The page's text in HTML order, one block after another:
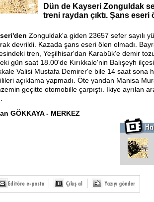
Dün de Kayseri Zonguldak
treni raydan çıktı. Şans eseri
Zonguldak'a giden 23657 sefer sayılı
devrildi. Kazada şans eseri ölen olmadı.
tren, Yeşilhisar'dan Karabük'e demir
gün saat 18.00'de Kırıkkale'nin Balışeyh
Valisi Mustafa Demirer'e bile 14 saat sona
açıklama yapmadı. Öte yandan Manisa
geçitte otomobille çarpıştı. İkiye ayrılan
GÖKKAYA - MERKEZ